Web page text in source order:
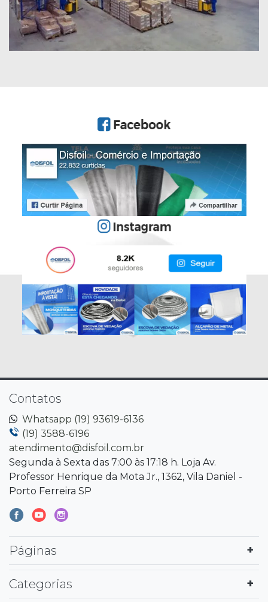
Contatos
Whatsapp (19) 93619-6136
(19) 3588-6196
atendimento@disfoil.com.br
Segunda à Sexta das 7:00 às 17:18 h. Loja Av.
Professor Henrique da Mota Jr., 1362, Vila Daniel -
Porto Ferreira SP
Páginas
Categorias